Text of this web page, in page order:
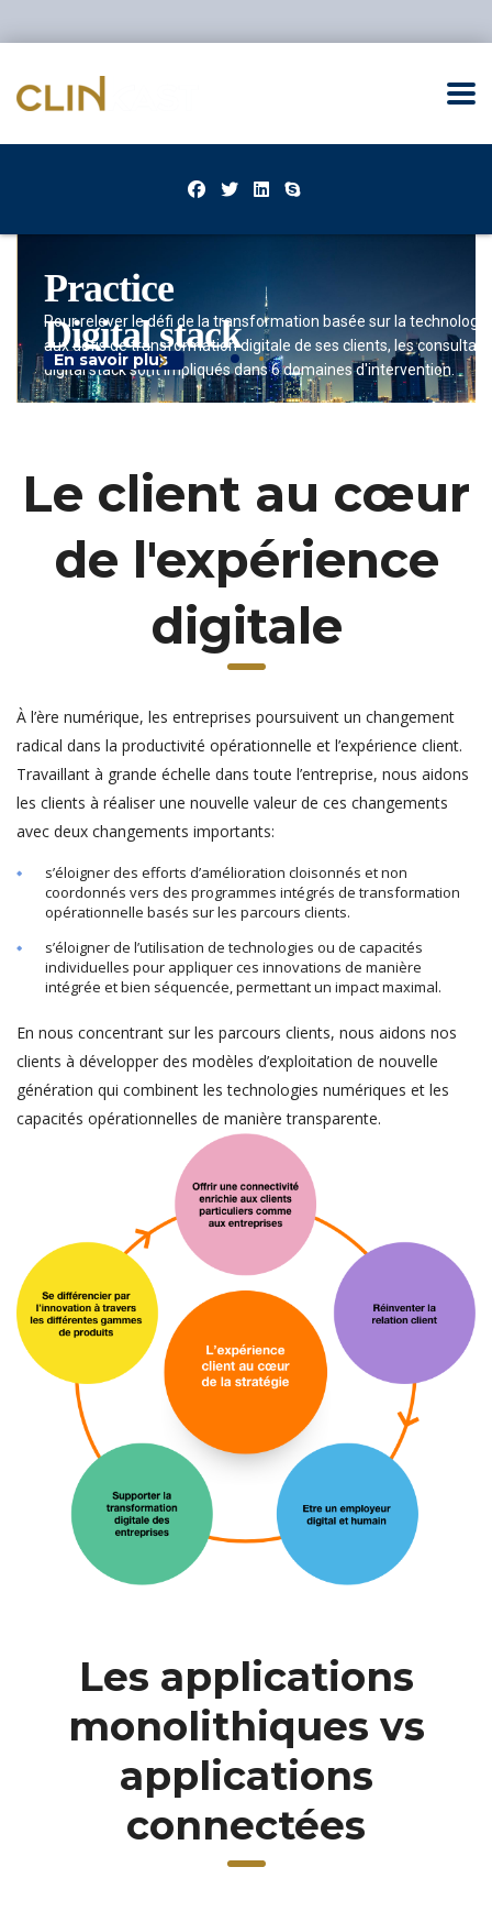
Practice
Digital stack
Pour relever le défi de la transformation basée sur la
aux défis de transformation digitale de ses clients, les
digital stack sont impliqués dans 6 domaines d'intervention.
En savoir plus
Le client au cœur
de l'expérience
digitale
À l’ère numérique, les entreprises poursuivent un changement
radical dans la productivité opérationnelle et l’expérience client.
Travaillant à grande échelle dans toute l’entreprise, nous aidons
les clients à réaliser une nouvelle valeur de ces changements
avec deux changements importants:
s’éloigner des efforts d’amélioration cloisonnés et non
coordonnés vers des programmes intégrés de transformation
opérationnelle basés sur les parcours clients.
s’éloigner de l’utilisation de technologies ou de capacités
individuelles pour appliquer ces innovations de manière
intégrée et bien séquencée, permettant un impact maximal.
En nous concentrant sur les parcours clients, nous aidons nos
clients à développer des modèles d’exploitation de nouvelle
génération qui combinent les technologies numériques et les
capacités opérationnelles de manière transparente.
Les applications
monolithiques vs
applications
connectées